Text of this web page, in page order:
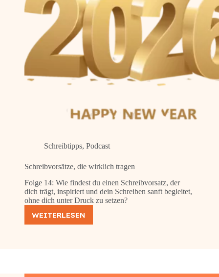
Schreibtipps, Podcast
Schreibvorsätze, die wirklich tragen
Folge 14: Wie findest du einen Schreibvorsatz, der
dich trägt, inspiriert und dein Schreiben sanft begleitet,
ohne dich unter Druck zu setzen?
WEITERLESENSCHREIBVORSÄTZE,